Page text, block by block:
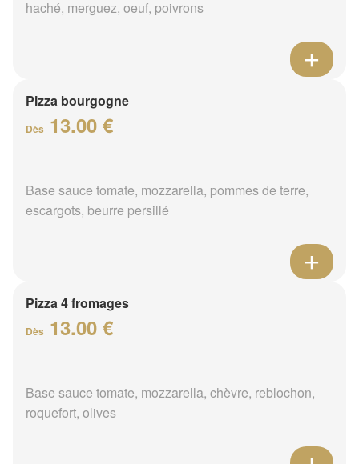
haché, merguez, oeuf, poivrons
Pizza bourgogne
Dès 13.00 €
Base sauce tomate, mozzarella, pommes de terre,
escargots, beurre persillé
Pizza 4 fromages
Dès 13.00 €
Base sauce tomate, mozzarella, chèvre, reblochon,
roquefort, olives